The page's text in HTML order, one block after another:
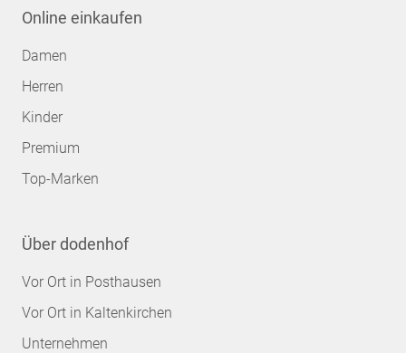
Online einkaufen
Damen
Herren
Kinder
Premium
Top-Marken
Über dodenhof
Vor Ort in Posthausen
Vor Ort in Kaltenkirchen
Unternehmen